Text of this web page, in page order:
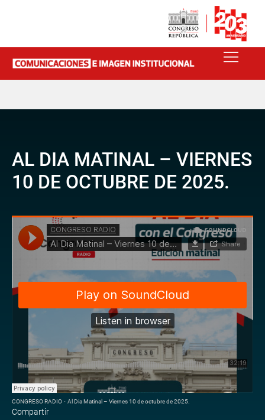
AL DIA MATINAL – VIERNES
10 DE OCTUBRE DE 2025.
CONGRESO RADIO · Al Dia Matinal – Viernes 10 de octubre de 2025.
Compartir